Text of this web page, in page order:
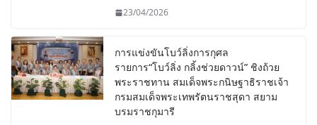
23/04/2026
การแข่งขันโบว์ลิ่งการกุศล
รายการ“โบว์ลิ่ง กลิ้งช่วยดาวน์” ชิงถ้วย
พระราชทาน สมเด็จพระกนิษฐาธิราชเจ้า
กรมสมเด็จพระเทพรัตนราชสุดา สยาม
บรมราชกุมารี